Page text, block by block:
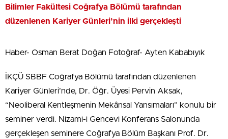
Bilimler Fakültesi Coğrafya Bölümü tarafından
düzenlenen Kariyer Günleri’nin ilki gerçekleşti
Haber- Osman Berat Doğan Fotoğraf- Ayten Kababıyık
İKÇÜ SBBF Coğrafya Bölümü tarafından düzenlenen
Kariyer Günleri’nde, Dr. Öğr. Üyesi Pervin Aksak,
“Neoliberal Kentleşmenin Mekânsal Yansımaları” konulu bir
seminer verdi. Nizami-i Gencevi Konferans Salonunda
gerçekleşen seminere Coğrafya Bölüm Başkanı Prof. Dr.